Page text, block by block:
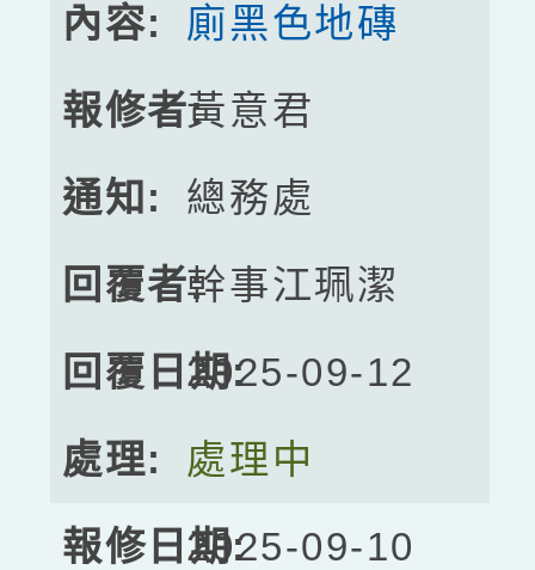
廁黑色地磚
黃意君
總務處
幹事江珮潔
2025-09-12
處理中
2025-09-10